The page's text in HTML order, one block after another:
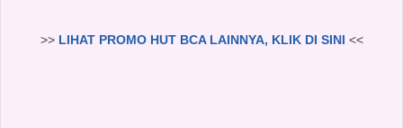
>> LIHAT PROMO HUT BCA LAINNYA, KLIK DI SINI <<